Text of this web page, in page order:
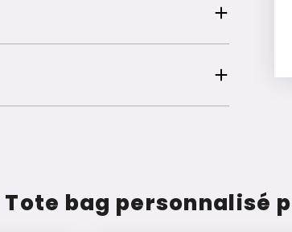
Tote bag personnalisé